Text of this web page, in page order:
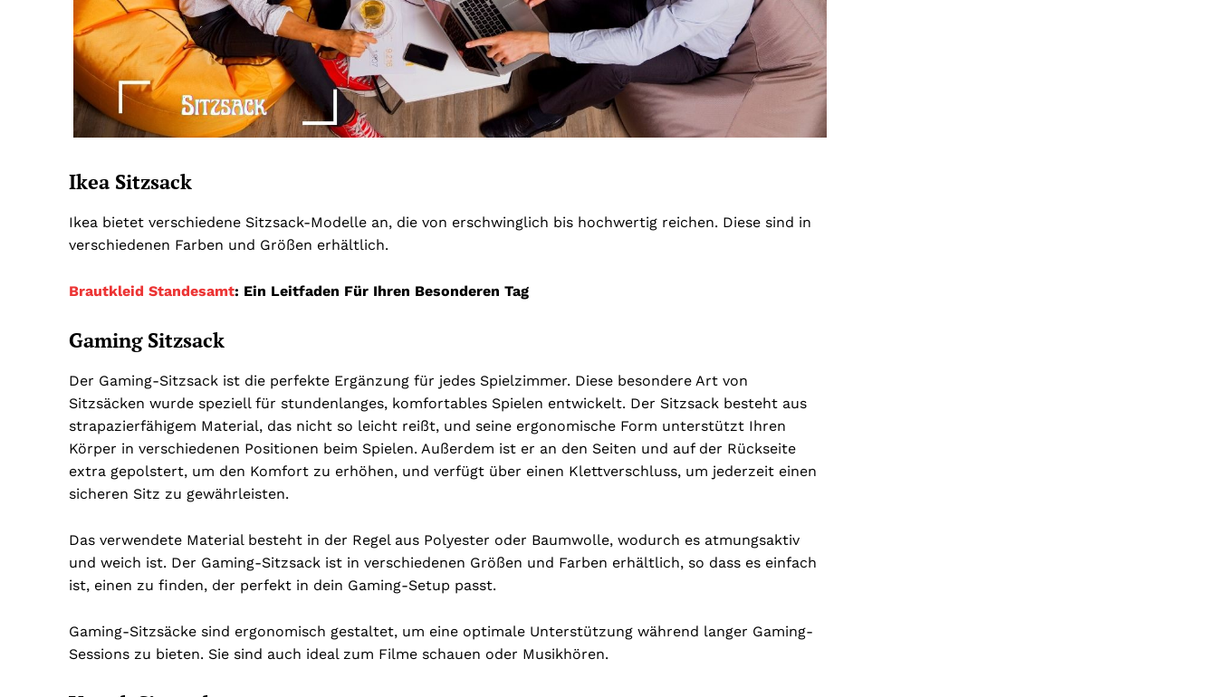
Ikea Sitzsack
Ikea bietet verschiedene Sitzsack-Modelle an, die von erschwinglich bis hochwertig reichen. Diese sind in
verschiedenen Farben und Größen erhältlich.
Brautkleid Standesamt: Ein Leitfaden Für Ihren Besonderen Tag
Gaming Sitzsack
Der Gaming-Sitzsack ist die perfekte Ergänzung für jedes Spielzimmer. Diese besondere Art von
Sitzsäcken wurde speziell für stundenlanges, komfortables Spielen entwickelt. Der Sitzsack besteht aus
strapazierfähigem Material, das nicht so leicht reißt, und seine ergonomische Form unterstützt Ihren
Körper in verschiedenen Positionen beim Spielen. Außerdem ist er an den Seiten und auf der Rückseite
extra gepolstert, um den Komfort zu erhöhen, und verfügt über einen Klettverschluss, um jederzeit einen
sicheren Sitz zu gewährleisten.
Das verwendete Material besteht in der Regel aus Polyester oder Baumwolle, wodurch es atmungsaktiv
und weich ist. Der Gaming-Sitzsack ist in verschiedenen Größen und Farben erhältlich, so dass es einfach
ist, einen zu finden, der perfekt in dein Gaming-Setup passt.
Gaming-Sitzsäcke sind ergonomisch gestaltet, um eine optimale Unterstützung während langer Gaming-
Sessions zu bieten. Sie sind auch ideal zum Filme schauen oder Musikhören.